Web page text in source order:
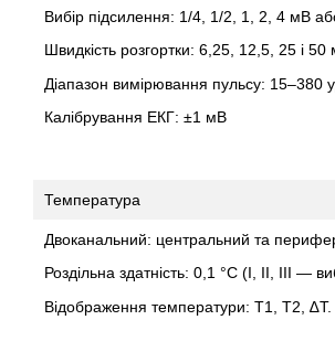
Вибір підсилення: 1/4, 1/2, 1, 2, 4 мВ
Швидкість розгортки: 6,25, 12,5, 25 і 50
Діапазон вимірювання пульсу: 15–380
Калібрування ЕКГ: ±1 мВ
Температура
Двоканальний: центральний та
Роздільна здатність: 0,1 °C (I, II, III —
Відображення температури: Т1, Т2, ∆Т.